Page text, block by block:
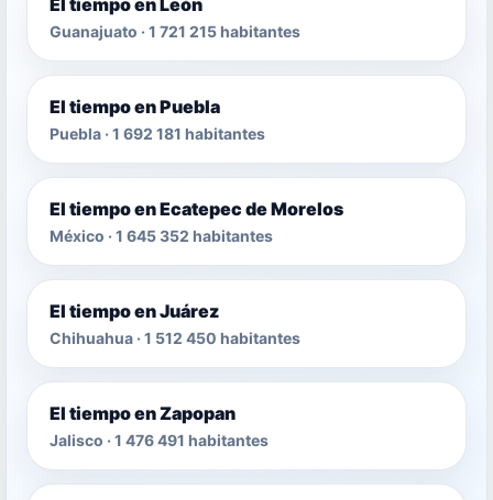
Guanajuato · 1 721 215 habitantes
El tiempo en Puebla
Puebla · 1 692 181 habitantes
El tiempo en Ecatepec de Morelos
México · 1 645 352 habitantes
El tiempo en Juárez
Chihuahua · 1 512 450 habitantes
El tiempo en Zapopan
Jalisco · 1 476 491 habitantes